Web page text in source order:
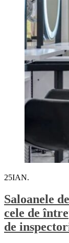
25IAN.
Saloanele
cele de
de